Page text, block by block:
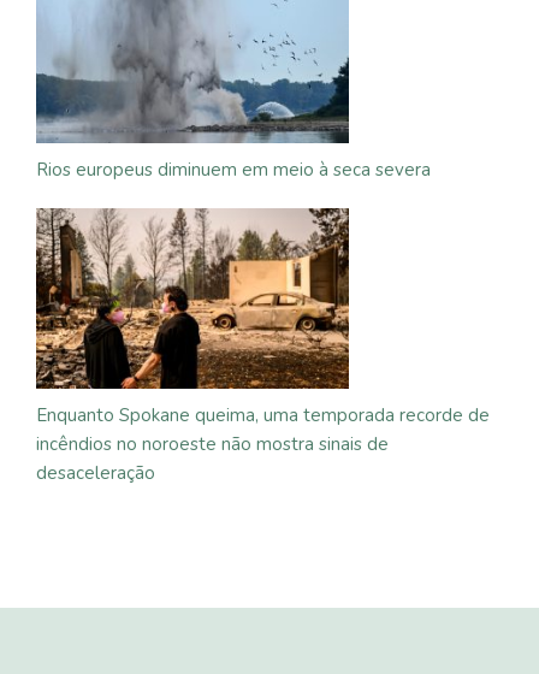
Rios europeus diminuem em meio à seca severa
Enquanto Spokane queima, uma temporada recorde de
incêndios no noroeste não mostra sinais de
desaceleração